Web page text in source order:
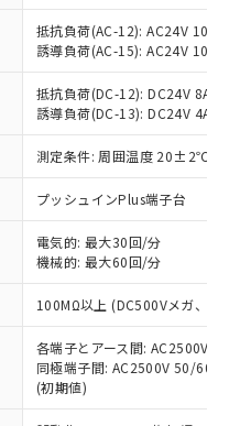
抵抗負荷(AC-12): AC24V 10A/
誘導負荷(AC-15): AC24V
抵抗負荷(DC-12): DC24V 8A/
誘導負荷(DC-13): DC24V 4A/
測定条件: 周囲温度 20±2℃、
プッシュインPlus端子台
電気的: 最大30回/分
機械的: 最大60回/分
100MΩ以上 (DC500Vメガ、点
各端子とアース間: AC2500V
同極端子間: AC2500V 50/
(初期値)
き、同意のうえ
制御機器事業取扱
および標準価格
いただくもので
扱商品の中には、
となる商品もある
い。
価格照会結果は、
時点での社内デー
るものであり、閲
際の在庫および標
合があることをご
える予定のある
指令（10物質）の
対応品を出す予
指令（10物質）の
または確認中の
ど無形物で、有
品です。
含有部品として
した場合などや
ります。
1000ppm以下、 カド
、ポリ臭化ビフェニル
ジフェニルエーテル類
ビス(2-エチルヘキシ
率が中国RoHSの
します。
率が中国RoHSの
示します。
販売部門へお問
T26572)：
、 Cd(カドミウ
ポリ臭化ビフェ
製品のうち、外国
法に定める商品
という）を輸出
たは役務取引許
必要な手続きを